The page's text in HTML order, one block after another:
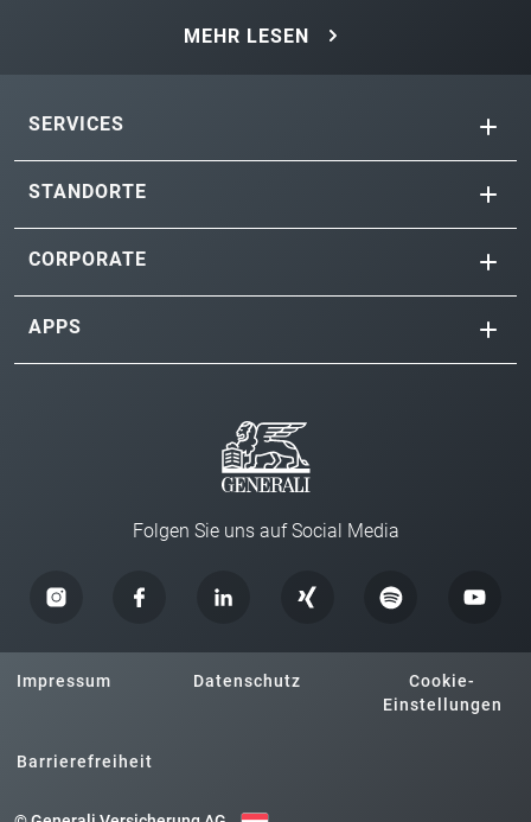
MEHR LESEN
SERVICES
STANDORTE
CORPORATE
APPS
Folgen Sie uns auf Social Media
Impressum Datenschutz
Cookie-
Einstellungen
Barrierefreiheit